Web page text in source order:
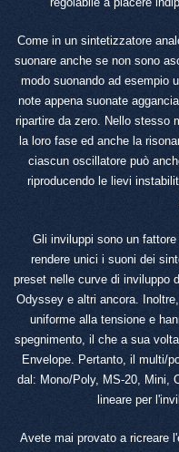
Come in un sintetizzatore
suonare anche se non sono
modo suonando ad esempio
note appena suonate
ripartire da zero. Nello stesso
la loro fase ed anche la
ciascun oscillatore può
riproducendo le lievi
Gli inviluppi sono un
rendere unici i suoni dei
preset nelle curve di inviluppo
Odyssey e altri ancora.
uniforme alla tensione e
spegnimento, il che a sua
Envelope. Pertanto, il multi/
dal: Mono/Poly, MS-20, Mini,
lineare per
Avete mai provato a ricreare